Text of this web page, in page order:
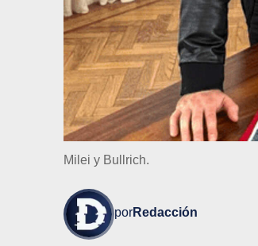
Milei y Bullrich.
porRedacción